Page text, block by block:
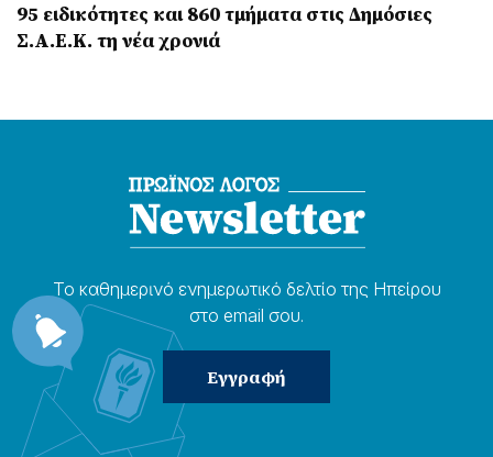
95 ειδικότητες και 860 τμήματα στις Δημόσιες
Σ.Α.Ε.Κ. τη νέα χρονιά
Το καθημερɩνό ενημερωτɩκό δελτίο της Ηπείρου
στο email σου.